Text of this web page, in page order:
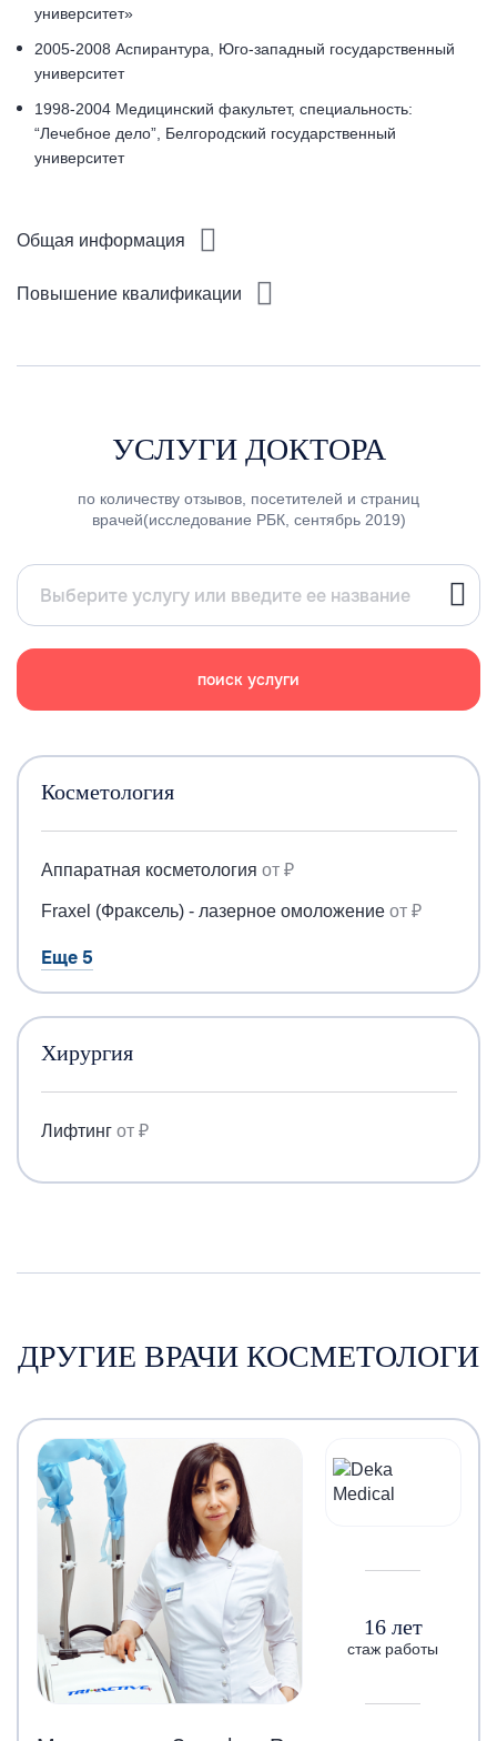
университет»
2005-2008 Аспирантура, Юго-западный государственный
университет
1998-2004 Медицинский факультет, специальность:
“Лечебное дело”, Белгородский государственный
университет
Общая информация
Повышение квалификации
УСЛУГИ ДОКТОРА
по количеству отзывов, посетителей и страниц
врачей(исследование РБК, сентябрь 2019)
поиск услуги
Косметология
Аппаратная косметология от ₽
Fraxel (Фраксель) - лазерное омоложение от ₽
Еще 5
Хирургия
Лифтинг от ₽
ДРУГИЕ ВРАЧИ КОСМЕТОЛОГИ
16 лет
стаж работы